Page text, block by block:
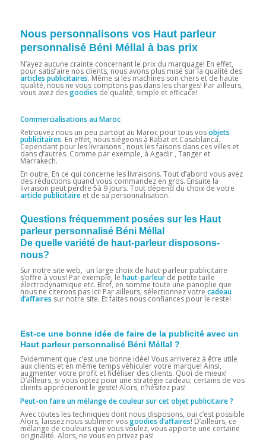
Nous personnalisons vos Haut parleur
personnalisé Béni Méllal à bas prix
N’ayez aucune crainte concernant le prix du marquage! En effet,
pour satisfaire nos clients, nous avons plus misé sur la qualité des
articles publicitaires. Même si les machines son chers et de haute
qualité, nous ne vous comptons pas dans les charges! Par ailleurs,
vous avez desgoodies de qualité, simple et efficace!
Commercialisations au Maroc
Retrouvez nous un peu partout au Maroc pour tous vosobjets
publicitaires. En effet, nous siégeons à Rabat et Casablanca.
Cependant pour les livraisons , nous les faisons dans ces villes et
dans d’autres. Comme par exemple, à Agadir , Tanger et
Marrakech.
En outre, En ce qui concerne les livraisons. Tout d’abord vous avez
des réductions quand vous commandez en gros. Ensuite la
livraison peut perdre 5à 9 jours. Tout dépend du choix de votre
article publicitaireet de sa personnalisation.
Questions fréquemment posées sur les Haut
parleur personnalisé Béni Méllal
De quelle variété de haut-parleur disposons-
nous?
Sur notre site web, un large choix de haut-parleur publicitaire
s’offre à vous! Par exemple, le haut-parleurde petite taille
électrodynamique etc. Bref, en somme toute une panoplie que
nous ne citerons pas ici! Par ailleurs, sélectionnez votrecadeau
d’affaires sur notre site. Et faites nous confiances pour le reste!
Est-ce une bonne idée de faire de la publicité avec un
Haut parleur personnalisé Béni Méllal ?
Evidemment que c’est une bonne idée! Vous arriverez à être utile
aux clients et en même temps véhiculer votre marque! Ainsi,
augmenter votre profit et fidéliser des clients. Quoi de mieux!
D’ailleurs, si vous optez pour une stratégie cadeau; certains de vos
clients apprécieront le geste! Alors, n’hésitez pas!
Peut-on faire un mélange de couleur sur cet objet publicitaire ?
Avec toutes les techniques dont nous disposons, oui c’est possible
Alors, laissez nous sublimer vosgoodies d’affaires! D’ailleurs, ce
mélange de couleurs que vous voulez, vous apporte une certaine
originalité. Alors, ne vous en privez pas!